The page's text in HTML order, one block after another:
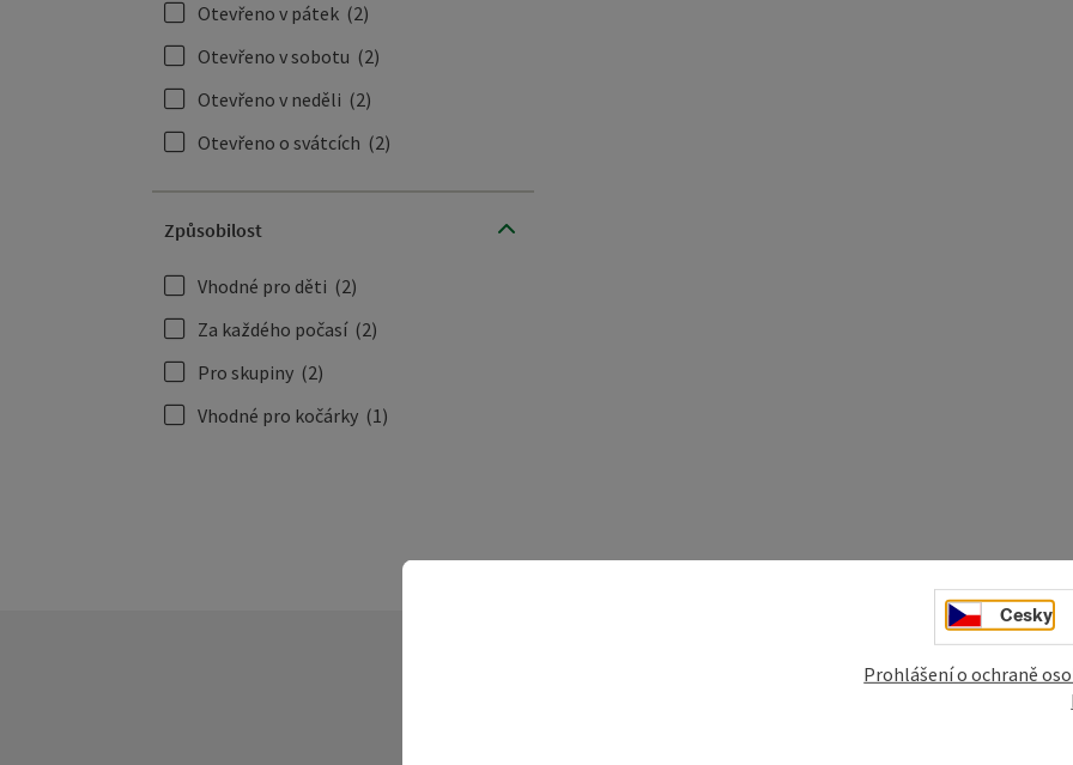
Otevřeno v pátek (2)
Otevřeno v sobotu (2)
Otevřeno v neděli (2)
Otevřeno o svátcích (2)
Způsobilost
Vhodné pro děti (2)
Za každého počasí (2)
Pro skupiny (2)
Vhodné pro kočárky (1)
Cesky
Prohlášení o ochraně